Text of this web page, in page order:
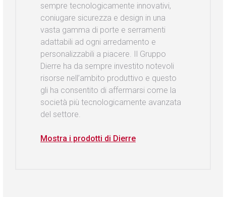
sempre tecnologicamente innovativi,
coniugare sicurezza e design in una
vasta gamma di porte e serramenti
adattabili ad ogni arredamento e
personalizzabili a piacere. Il Gruppo
Dierre ha da sempre investito notevoli
risorse nell’ambito produttivo e questo
gli ha consentito di affermarsi come la
società più tecnologicamente avanzata
del settore.
Mostra i prodotti di Dierre